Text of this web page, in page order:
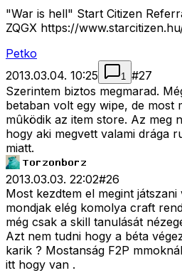
"War is hell" Start Citizen
ZQGX https://
Petko
2013.03.04. 10:25
1 #27
Szerintem biztos megmarad.
betaban volt egy wipe, de most
mûködik az item store. Az meg
hogy aki megvett valami drága
miatt.
2013.03.03. 22:02#26
Most kezdtem el megint játszani
mondjak elég komolya craft
még csak a skill tanulását
Azt nem tudni hogy a béta
karik ? Mostanság F2P
itt hogy van .